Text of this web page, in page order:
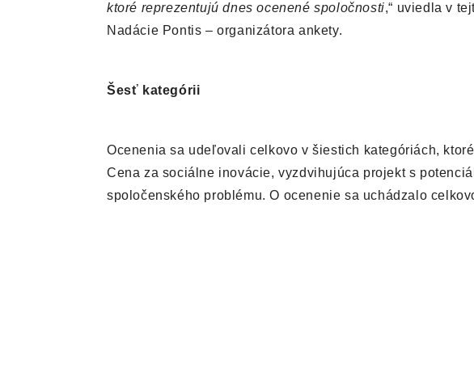
ktoré reprezentujú dnes ocenené spoločnosti,“ uviedla v
Nadácie Pontis – organizátora ankety.
Šesť kategórii
Ocenenia sa udeľovali celkovo v šiestich kategóriách,
Cena za sociálne inovácie, vyzdvihujúca projekt s
spoločenského problému. O ocenenie sa uchádzalo